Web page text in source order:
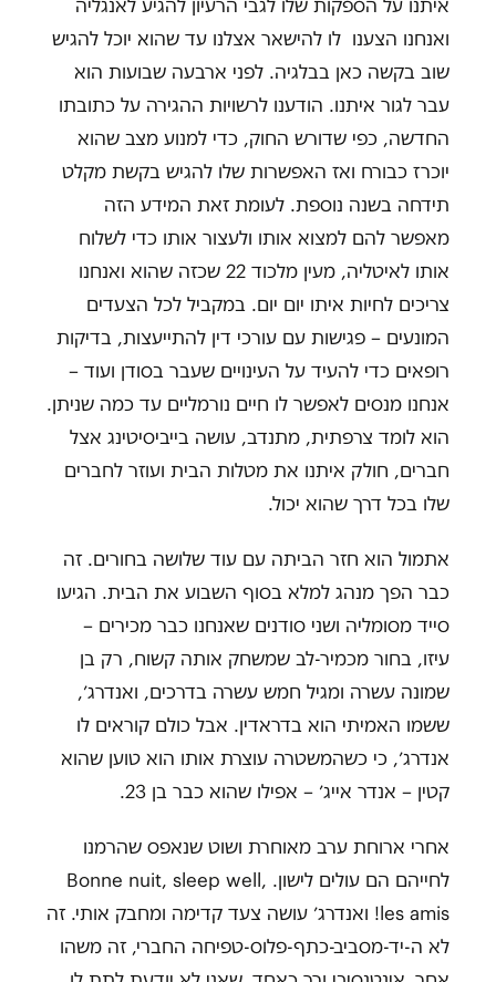
איתנו על הספקות שלו לגבי הרעיון להגיע לאנגליה
ואנחנו הצענו לו להישאר אצלנו עד שהוא יוכל להגיש
שוב בקשה כאן בבלגיה. לפני ארבעה שבועות הוא
עבר לגור איתנו. הודענו לרשויות ההגירה על כתובתו
החדשה, כפי שדורש החוק, כדי למנוע מצב שהוא
יוכרז כבורח ואז האפשרות שלו להגיש בקשת מקלט
תידחה בשנה נוספת. לעומת זאת המידע הזה
מאפשר להם למצוא אותו ולעצור אותו כדי לשלוח
אותו לאיטליה, מעין מלכוד 22 שכזה שהוא ואנחנו
צריכים לחיות איתו יום יום. במקביל לכל הצעדים
המונעים – פגישות עם עורכי דין להתייעצות, בדיקות
רופאים כדי להעיד על העינויים שעבר בסודן ועוד –
אנחנו מנסים לאפשר לו חיים נורמליים עד כמה שניתן.
הוא לומד צרפתית, מתנדב, עושה בייביסיטינג אצל
חברים, חולק איתנו את מטלות הבית ועוזר לחברים
שלו בכל דרך שהוא יכול.
אתמול הוא חזר הביתה עם עוד שלושה בחורים. זה
כבר הפך מנהג למלא בסוף השבוע את הבית. הגיעו
סייד מסומליה ושני סודנים שאנחנו כבר מכירים –
עיזו, בחור מכמיר-לב שמשחק אותה קשוח, רק בן
שמונה עשרה ומגיל חמש עשרה בדרכים, ואנדרג׳,
ששמו האמיתי הוא בדראדין. אבל כולם קוראים לו
אנדרג׳, כי כשהמשטרה עוצרת אותו הוא טוען שהוא
קטין – אנדר אייג׳ – אפילו שהוא כבר בן 23.
אחרי ארוחת ערב מאוחרת ושוט שנאפס שהרמנו
לחייהם הם עולים לישון. Bonne nuit, sleep well,
les amis! ואנדרג׳ עושה צעד קדימה ומחבק אותי. זה
לא ה-יד-מסביב-כתף-פלוס-טפיחה החברי, זה משהו